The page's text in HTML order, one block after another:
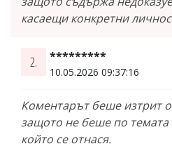
касаещи конкретни
2. *********
10.05.2026 09:37:16
Коментарът беше изтрит
защото не беше по темата
който се отнася.